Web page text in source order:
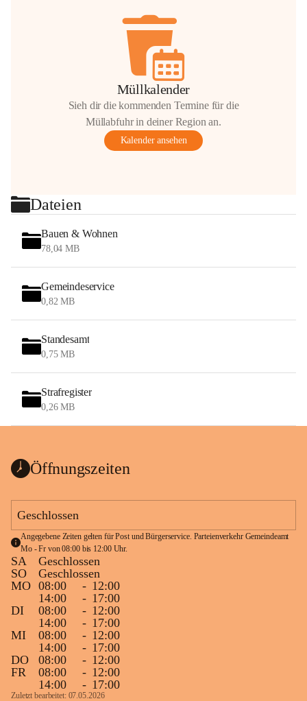
Müllkalender
Sieh dir die kommenden Termine für die
Müllabfuhr in deiner Region an.
Kalender ansehen
Dateien
Bauen & Wohnen
78,04 MB
Gemeindeservice
0,82 MB
Standesamt
0,75 MB
Strafregister
0,26 MB
Öffnungszeiten
Geschlossen
Angegebene Zeiten gelten für Post und Bürgerservice. Parteienverkehr Gemeindeamt
Mo - Fr von 08:00 bis 12:00 Uhr.
SA
Geschlossen
SO
Geschlossen
MO 08:00 - 12:00
14:00
- 17:00
DI
08:00 - 12:00
14:00
- 17:00
MI
08:00 - 12:00
14:00
- 17:00
DO
08:00 - 12:00
FR
08:00 - 12:00
14:00
- 17:00
Zuletzt bearbeitet: 07.05.2026